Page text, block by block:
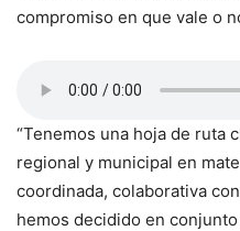
compromiso en que vale o
“Tenemos una hoja de ruta
regional y municipal en
coordinada, colaborativa
hemos decidido en